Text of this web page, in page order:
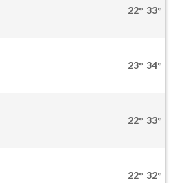
22° 33°
23° 34°
22° 33°
22° 32°